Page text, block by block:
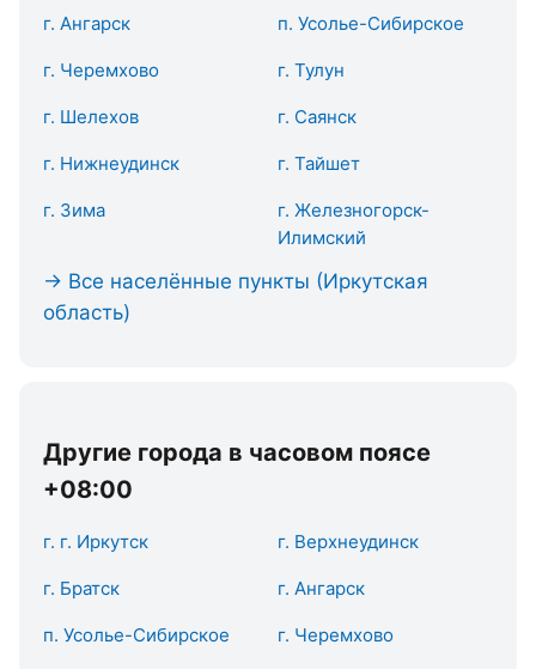
г. Ангарск п. Усолье-Сибирское
г. Черемхово г. Тулун
г. Шелехов г. Саянск
г. Нижнеудинск г. Тайшет
г. Зима
г. Железногорск-
Илимский
→ Все населённые пункты (Иркутская
область)
Другие города в часовом поясе
+08:00
г. г. Иркутск г. Верхнеудинск
г. Братск г. Ангарск
п. Усолье-Сибирское г. Черемхово